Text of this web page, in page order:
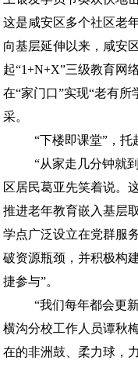
这是咸安区多个社区老
向基层延伸以来，咸安
起“1+N+X”三级教育网
在“家门口”实现“老有
采。
“下楼即课堂”，托
“从家走几分钟就
区居民葛亚先笑着说。
推进老年教育嵌入基层
学点广泛设立在党群服
破资源瓶颈，并积极构
捷参与”。
“我们每年都会更
横沟分校工作人员谭秋
在的非洲鼓、柔力球，